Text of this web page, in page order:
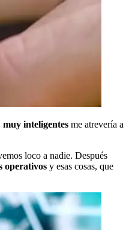
muy inteligentes me atrevería a
loco a nadie. Después
operativos y esas cosas, que